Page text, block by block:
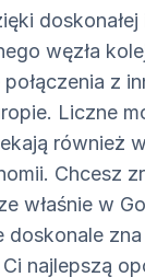
węzła
z
Liczne
również
Chcesz
właśnie w
doskonale
najlepszą